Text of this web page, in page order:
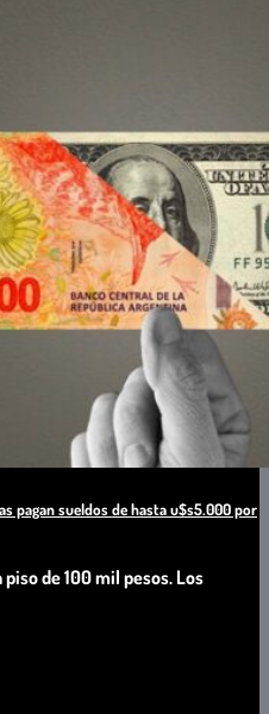
pagan sueldos de hasta u$s5.000 por
de 100 mil pesos. Los